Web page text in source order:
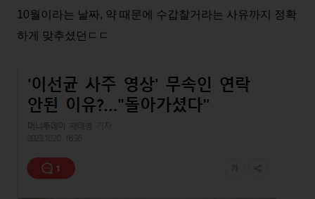
10월이라는 날짜, 약 때문에 수갑찰거라는 사유까지 정확
하게 맞추셨던ㄷㄷ